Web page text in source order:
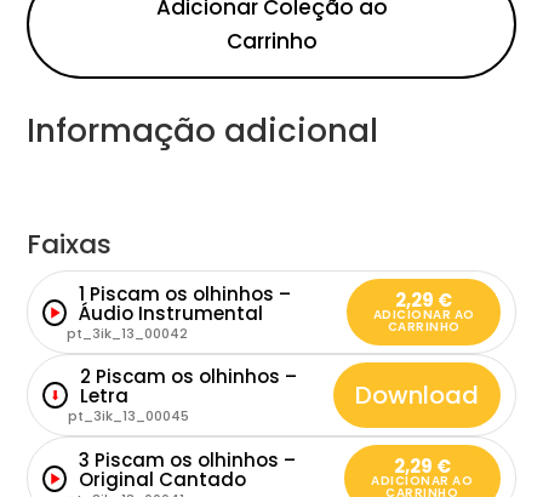
Adicionar Coleção ao
Carrinho
Informação adicional
Faixas
1 Piscam os olhinhos –
Áudio Instrumental
pt_3ik_13_00042
2,29 €
ADICIONAR AO
CARRINHO
⬇
2 Piscam os olhinhos –
Letra
pt_3ik_13_00045
Download
3 Piscam os olhinhos –
Original Cantado 2,29 €
ADICIONAR AO
CARRINHO